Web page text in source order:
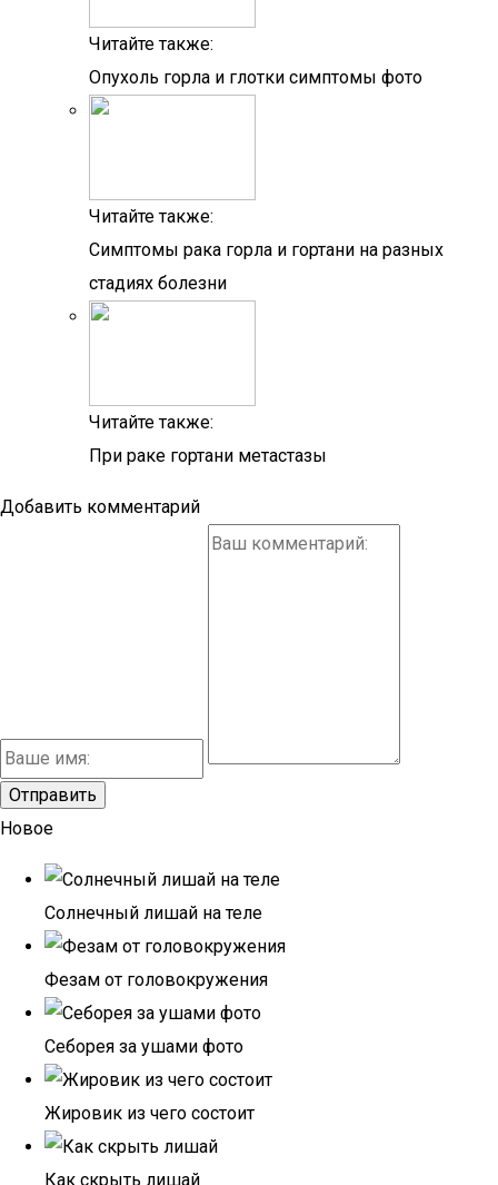
Читайте также:
Опухоль горла и глотки симптомы фото
Читайте также:
Симптомы рака горла и гортани на разных
стадиях болезни
Читайте также:
При раке гортани метастазы
Добавить комментарий
Новое
Солнечный лишай на теле
Фезам от головокружения
Себорея за ушами фото
Жировик из чего состоит
Как скрыть лишай